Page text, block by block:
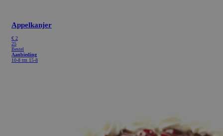
Appelkanjer
€ 2
25
Bestel
Aanbieding
10-8 tm 15-8